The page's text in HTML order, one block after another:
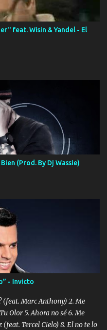
feat. Wisin & Yandel - El
(Prod. By Dj Wassie)
- Invicto
(feat. Marc Anthony) 2. Me
Olor 5. Ahora no sé 6. Me
Tercel Cielo) 8. El no te lo